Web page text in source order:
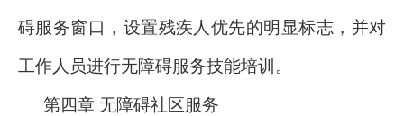
碍服务窗口，设置残疾人优先的明显标志，并对
工作人员进行无障碍服务技能培训。
第四章 无障碍社区服务